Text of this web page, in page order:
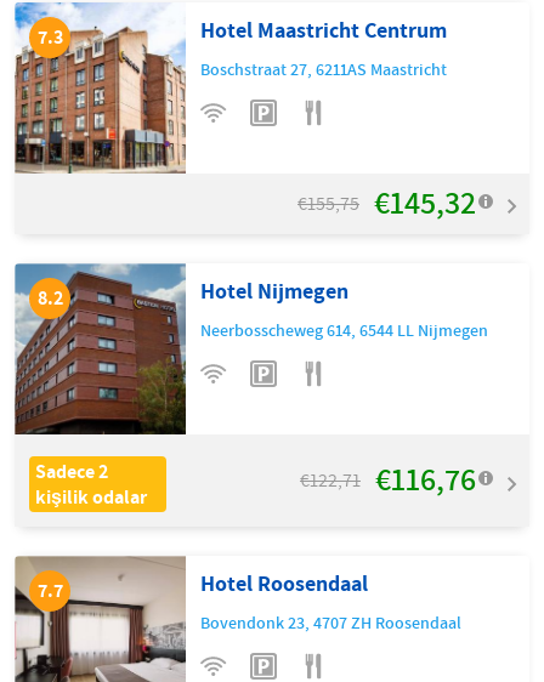
7.7 Hotel Roosendaal
Bovendonk 23,4707 ZH Roosendaal
8.2 Hotel Nijmegen
Neerbosscheweg 614,6544 LL Nijmegen
Sadece 2
kişilik odalar
€122,71 €116,76
7.3 Hotel Maastricht Centrum
Boschstraat 27,6211AS Maastricht
€155,75 €145,32